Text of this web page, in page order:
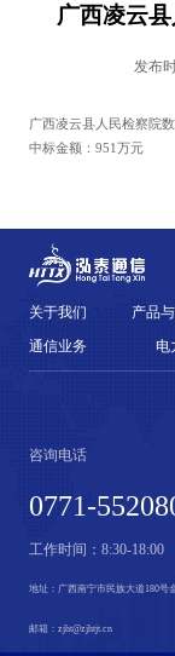
广西凌云
发布
广西凌云县人民检察院
中标金额：951万元
关于我们 产品
通信业务
电
咨询电话
0771-
工作时间： 8:30-18:00
地址： 广西南宁市民族大道180号
邮箱： zjht@zjhtjt.cn